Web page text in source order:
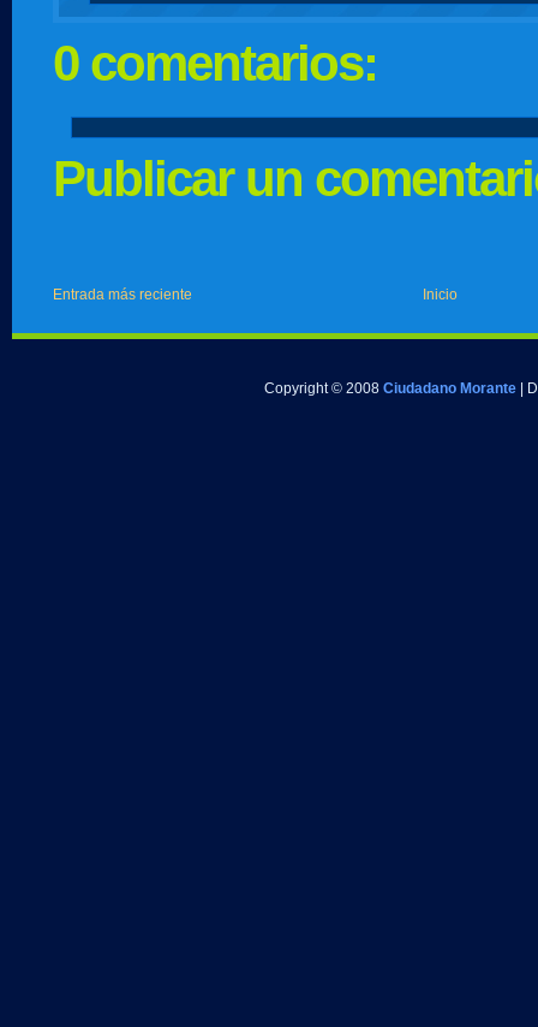
0 comentarios:
Publicar un
Entrada más reciente Inicio
Copyright © 2008 Ciudadano Morante |